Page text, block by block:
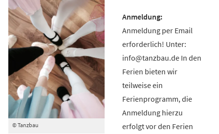
© Tanzbau
Anmeldung per Email
erforderlich! Unter:
info@tanzbau.de In den
Ferien bieten wir
teilweise ein
Ferienprogramm, die
Anmeldung hierzu
erfolgt vor den Ferien